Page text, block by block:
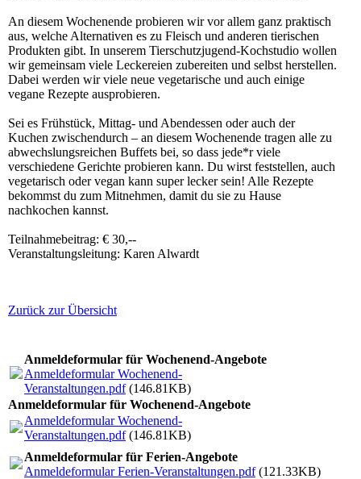
An diesem Wochenende probieren wir vor allem ganz praktisch
aus, welche Alternativen es zu Fleisch und anderen tierischen
Produkten gibt. In unserem Tierschutzjugend-Kochstudio wollen
wir gemeinsam viele Leckereien zubereiten und selbst herstellen.
Dabei werden wir viele neue vegetarische und auch einige
vegane Rezepte ausprobieren.
Sei es Frühstück, Mittag- und Abendessen oder auch der
Kuchen zwischendurch – an diesem Wochenende tragen alle zu
abwechslungsreichen Buffets bei, so dass jede*r viele
verschiedene Gerichte probieren kann. Du wirst feststellen, auch
vegetarisch oder vegan kann super lecker sein! Alle Rezepte
bekommst du zum Mitnehmen, damit du sie zu Hause
nachkochen kannst.
Teilnahmebeitrag: € 30,--
Veranstaltungsleitung: Karen Alwardt
Zurück zur Übersicht
Anmeldeformular für Wochenend-Angebote
Anmeldeformular Wochenend-
Veranstaltungen.pdf(146.81KB)
Anmeldeformular für Wochenend-Angebote
Anmeldeformular Wochenend-
Veranstaltungen.pdf(146.81KB)
Anmeldeformular für Ferien-Angebote
Anmeldeformular Ferien-Veranstaltungen.pdf(121.33KB)